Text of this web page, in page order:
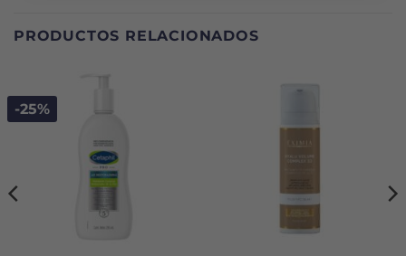
PRODUCTOS RELACIONADOS
-25%